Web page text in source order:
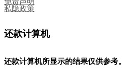
私隐政策
还款计算机
还款计算机所显示的结果仅供参考。